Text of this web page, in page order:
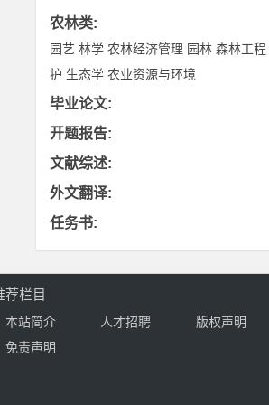
农林类:
园艺 林学 农林经济管理 园林 森林工程
护 生态学 农业资源与环境
毕业论文:
开题报告:
文献综述:
外文翻译:
任务书:
荐栏目
本站简介 人才招聘
版权声明
免责声明